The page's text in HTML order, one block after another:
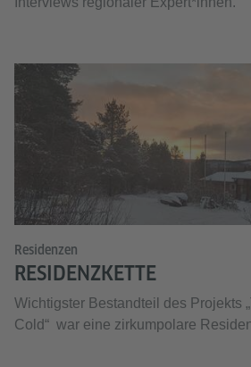
Residenzen
RESIDENZKETTE
Wichtigster Bestandteil des Projekts
Cold“ war eine zirkumpolare